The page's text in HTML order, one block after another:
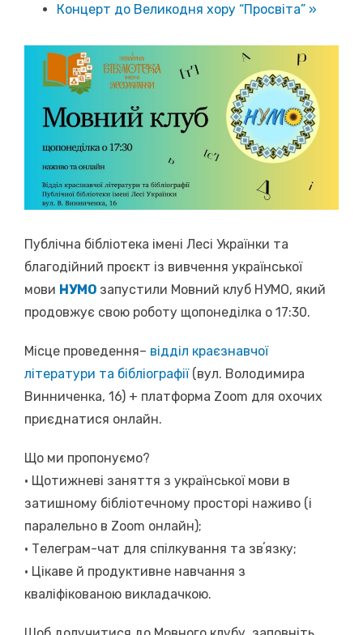
Концерт до Великодня хору “Просвіта” »
Публічна бібліотека імені Лесі Українки та
благодійний проєкт із вивчення української
мови НУМО запустили Мовний клуб НУМО, який
продовжує свою роботу щопонеділка о 17:30.
Місце проведення– відділ краєзнавчої
літератури та бібліографії(вул. Володимира
Винниченка, 16) + платформа Zoom для охочих
приєднатися онлайн.
Що ми пропонуємо?
• Щотижневі заняття з української мови в
затишному бібліотечному просторі наживо (і
паралельно в Zoom онлайн);
• Телеграм-чат для спілкування та звʼязку;
• Цікаве й продуктивне навчання з
кваліфікованою викладачкою.